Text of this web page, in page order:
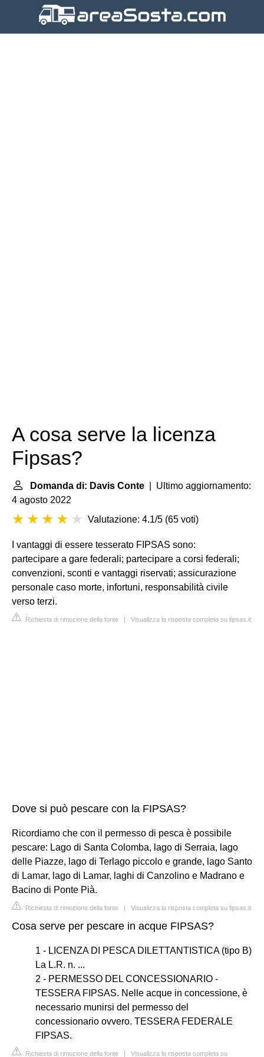
A cosa serve la licenza
Fipsas?
Domanda di: Davis Conte | Ultimo aggiornamento:
4 agosto 2022
Valutazione: 4.1/5 (65 voti)
I vantaggi di essere tesserato FIPSAS sono:
partecipare a gare federali; partecipare a corsi federali;
convenzioni, sconti e vantaggi riservati; assicurazione
personale caso morte, infortuni, responsabilità civile
verso terzi.
Richiesta di rimozione della fonte | Visualizza la risposta completa su fipsas.it
Dove si può pescare con la FIPSAS?
Ricordiamo che con il permesso di pesca è possibile
pescare: Lago di Santa Colomba, lago di Serraia, lago
delle Piazze, lago di Terlago piccolo e grande, lago Santo
di Lamar, lago di Lamar, laghi di Canzolino e Madrano e
Bacino di Ponte Pià.
Richiesta di rimozione della fonte | Visualizza la risposta completa su fipsas.it
Cosa serve per pescare in acque FIPSAS?
1 - LICENZA DI PESCA DILETTANTISTICA (tipo B)
La L.R. n. ...
2 - PERMESSO DEL CONCESSIONARIO -
TESSERA FIPSAS. Nelle acque in concessione, è
necessario munirsi del permesso del
concessionario ovvero. TESSERA FEDERALE
FIPSAS.
Richiesta di rimozione della fonte | Visualizza la risposta completa su